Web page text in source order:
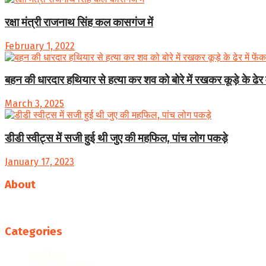
रक्षा मंत्री राजनाथ सिंह कल कासगंज में
February 1, 2022
बहन की धारदार हथियार से हत्या कर शव को बोरे में रखकर कूड़े के
March 3, 2025
डीडी स्वीट्स में सजी हुई थी जुए की महफिल, पांच लोग पकड़े
January 17, 2023
About
Categories